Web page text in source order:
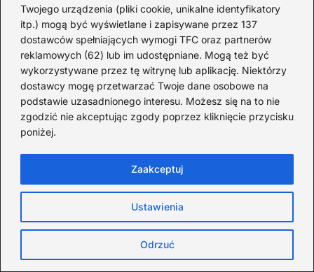
Twojego urządzenia (pliki cookie, unikalne identyfikatory
itp.) mogą być wyświetlane i zapisywane przez 137
dostawców spełniających wymogi TFC oraz partnerów
reklamowych (62) lub im udostępniane. Mogą też być
wykorzystywane przez tę witrynę lub aplikację. Niektórzy
dostawcy mogę przetwarzać Twoje dane osobowe na
podstawie uzasadnionego interesu. Możesz się na to nie
zgodzić nie akceptując zgody poprzez kliknięcie przycisku
poniżej.
Ustawienia
Odrzuć
Zaakceptuj
2025-12-02
HAND-MADE, czyli
najnowszy projekt muzyczny
Wojtka Staroniewicza
2025-07-02
WŁODZIMIERZ PAWLIK –
opis muzycznej kariery,
2025-07-02
ADAM PIEROŃCZYK
„DIGIVOOCO” – opis
zespołu, kariera muzyczna,
opinie